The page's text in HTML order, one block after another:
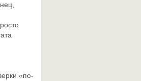
«по-